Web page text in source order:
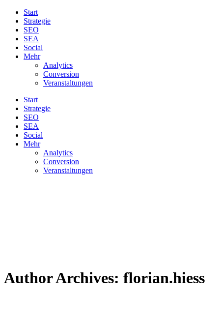
Start
Strategie
SEO
SEA
Social
Mehr
Analytics
Conversion
Veranstaltungen
Start
Strategie
SEO
SEA
Social
Mehr
Analytics
Conversion
Veranstaltungen
Author Archives: florian.hiess